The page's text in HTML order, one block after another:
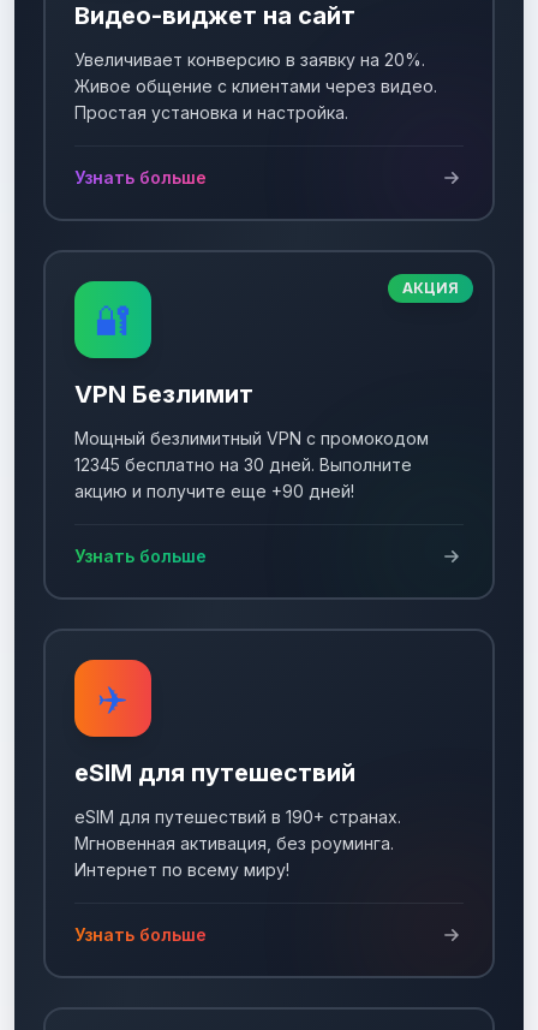
Видео-виджет на сайт
Увеличивает конверсию в заявку на 20%.
Живое общение с клиентами через видео.
Простая установка и настройка.
Узнать больше
АКЦИЯ
🔐
VPN Безлимит
Мощный безлимитный VPN с промокодом
12345 бесплатно на 30 дней. Выполните
акцию и получите еще +90 дней!
Узнать больше
✈️
eSIM для путешествий
eSIM для путешествий в 190+ странах.
Мгновенная активация, без роуминга.
Интернет по всему миру!
Узнать больше